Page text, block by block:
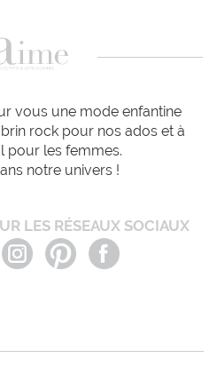
vous une mode enfantine
rock pour nos ados et à
pour les femmes.
notre univers !
LES RÉSEAUX SOCIAUX